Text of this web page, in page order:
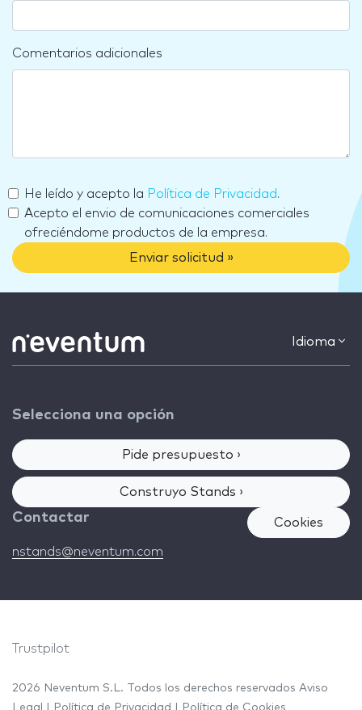
Comentarios adicionales
He leído y acepto la Política de Privacidad.
Acepto el envio de comunicaciones comerciales
ofreciéndome productos de la empresa.
Enviar solicitud »
Idioma
Selecciona una opción
Pide presupuesto ›
Construyo Stands ›
Contactar
nstands@neventum.com
Cookies
Trustpilot
2026 Neventum S.L. Todos los derechos reservados Aviso
Legal
Política de Privacidad Política de Cookies